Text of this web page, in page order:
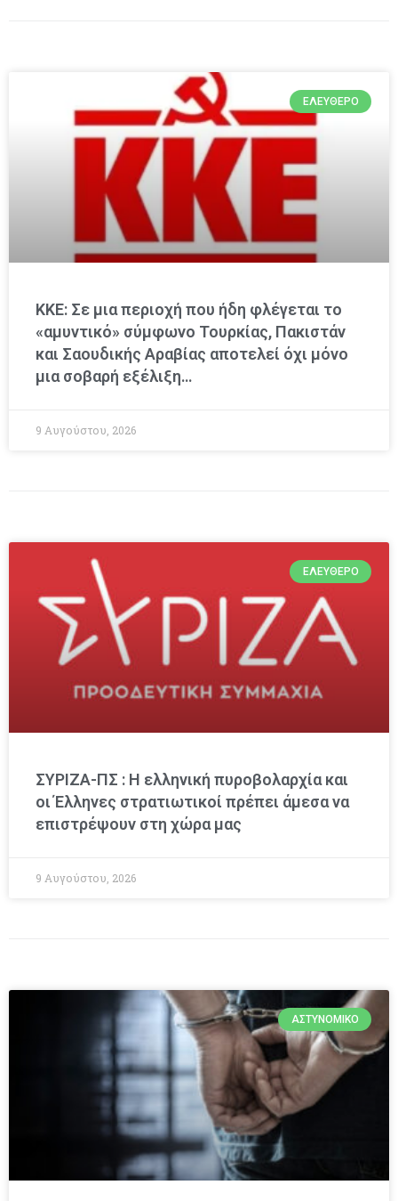
ΕΛΕΎΘΕΡΟ
ΚΚΕ: Σε μια περιοχή που ήδη φλέγεται το
«αμυντικό» σύμφωνο Τουρκίας, Πακιστάν
και Σαουδικής Αραβίας αποτελεί όχι μόνο
μια σοβαρή εξέλιξη…
9 Αυγούστου, 2026
ΕΛΕΎΘΕΡΟ
ΣΥΡΙΖΑ-ΠΣ : Η ελληνική πυροβολαρχία και
οι Έλληνες στρατιωτικοί πρέπει άμεσα να
επιστρέψουν στη χώρα μας
9 Αυγούστου, 2026
ΑΣΤΥΝΟΜΙΚΌ